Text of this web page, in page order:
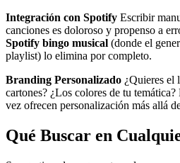
Integración con Spotify Escribir
canciones es doloroso y propenso a
Spotify bingo musical (donde el
playlist) lo elimina por completo.
Branding Personalizado ¿Quieres el
cartones? ¿Los colores de tu
vez ofrecen personalización más allá
Qué Buscar en